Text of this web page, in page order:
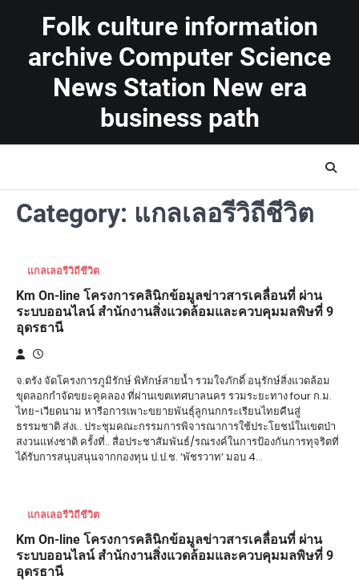
Folk culture information
archive Computer Science
News Station New era
business path
Category: แกลเลอรีวิถีชีวิต
แกลเลอรีวิถีชีวิต
Km On-line โครงการคลินิกข้อมูลข่าวสารเคลื่อนที่ ผ่าน
ระบบออนไลน์ สำนักงานสิ่งแวดล้อมและควบคุมมลพิษที่ 9
อุดรธานี
จ.ตรัง จัดโครงการภูมิรักษ์ พิทักษ์สายน้ำ รวมใจภักดิ์ อนุรักษ์สิ่งแวดล้อม
ขุดลอกกำจัดขยะคูคลอง ที่ผ่านเขตเทศบาลนคร รวมระยะทาง four ก.ม.
ไทย-เวียดนาม หารือการเพาะขยายพันธุ์ลูกนกกระเรียนไทยคืนสู่
ธรรมชาติ ส่งเ.. ประชุมคณะกรรมการพิจารณาการใช้ประโยชน์ในเขตป่า
สงวนแห่งชาติ ครั้งที่.. สื่อประชาสัมพันธ์/รณรงค์ในการป้องกันการทุจริตที่
ได้รับการสนุบสนุนจากกองทุน ป.ป.ช. ‘พัชรวาท’ มอบ 4…
แกลเลอรีวิถีชีวิต
Km On-line โครงการคลินิกข้อมูลข่าวสารเคลื่อนที่ ผ่าน
ระบบออนไลน์ สำนักงานสิ่งแวดล้อมและควบคุมมลพิษที่ 9
อุดรธานี